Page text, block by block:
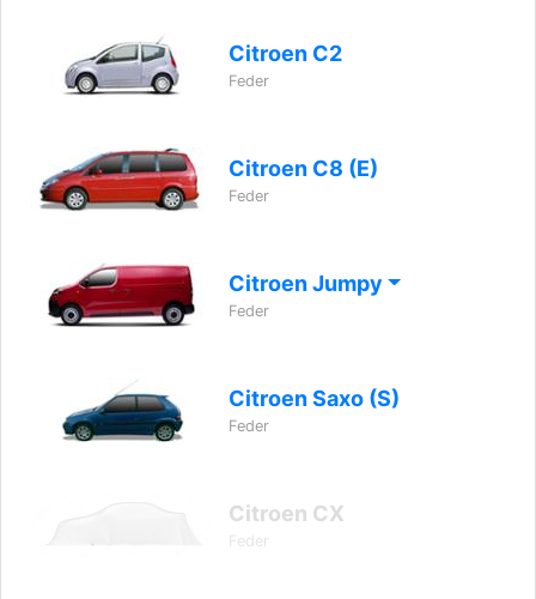
Citroen C2
Feder
Citroen C8 (E)
Feder
Citroen Jumpy
Feder
Citroen Saxo (S)
Feder
Citroen CX
Feder